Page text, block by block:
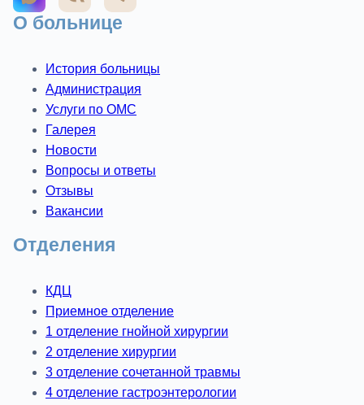
О больнице
История больницы
Администрация
Услуги по ОМС
Галерея
Новости
Вопросы и ответы
Отзывы
Вакансии
Отделения
КДЦ
Приемное отделение
1 отделение гнойной хирургии
2 отделение хирургии
3 отделение сочетанной травмы
4 отделение гастроэнтерологии